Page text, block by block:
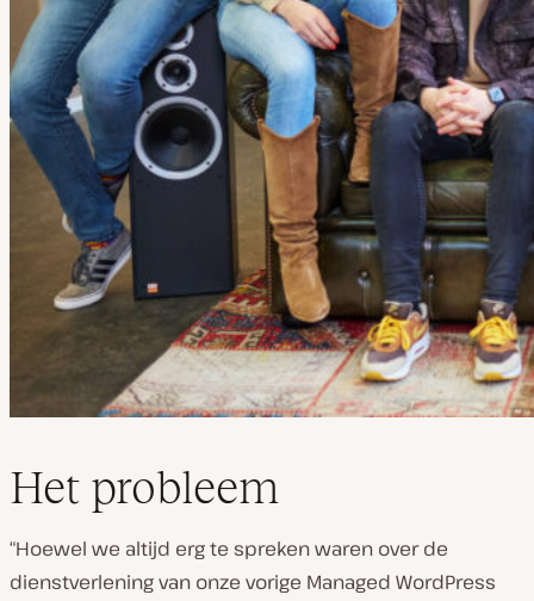
Het probleem
“Hoewel we altijd erg te spreken waren over de
dienstverlening van onze vorige Managed WordPress